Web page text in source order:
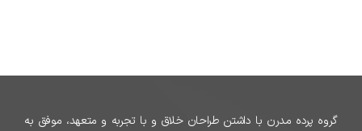
گروه پرده مدرن با داشتن طراحان خلاق و با تجربه و متعهد، موفق به